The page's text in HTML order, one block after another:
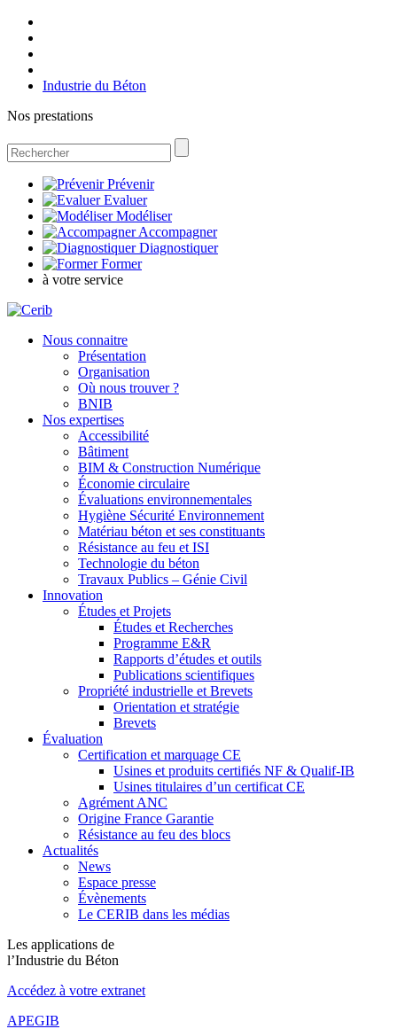
Industrie du Béton
Nos prestations
Prévenir
Evaluer
Modéliser
Accompagner
Diagnostiquer
Former
à votre service
Nous connaitre
Présentation
Organisation
Où nous trouver ?
BNIB
Nos expertises
Accessibilité
Bâtiment
BIM & Construction Numérique
Économie circulaire
Évaluations environnementales
Hygiène Sécurité Environnement
Matériau béton et ses constituants
Résistance au feu et ISI
Technologie du béton
Travaux Publics – Génie Civil
Innovation
Études et Projets
Études et Recherches
Programme E&R
Rapports d’études et outils
Publications scientifiques
Propriété industrielle et Brevets
Orientation et stratégie
Brevets
Évaluation
Certification et marquage CE
Usines et produits certifiés NF & Qualif-IB
Usines titulaires d’un certificat CE
Agrément ANC
Origine France Garantie
Résistance au feu des blocs
Actualités
News
Espace presse
Évènements
Le CERIB dans les médias
Les applications de
l’Industrie du Béton
Accédez à votre extranet
APEGIB